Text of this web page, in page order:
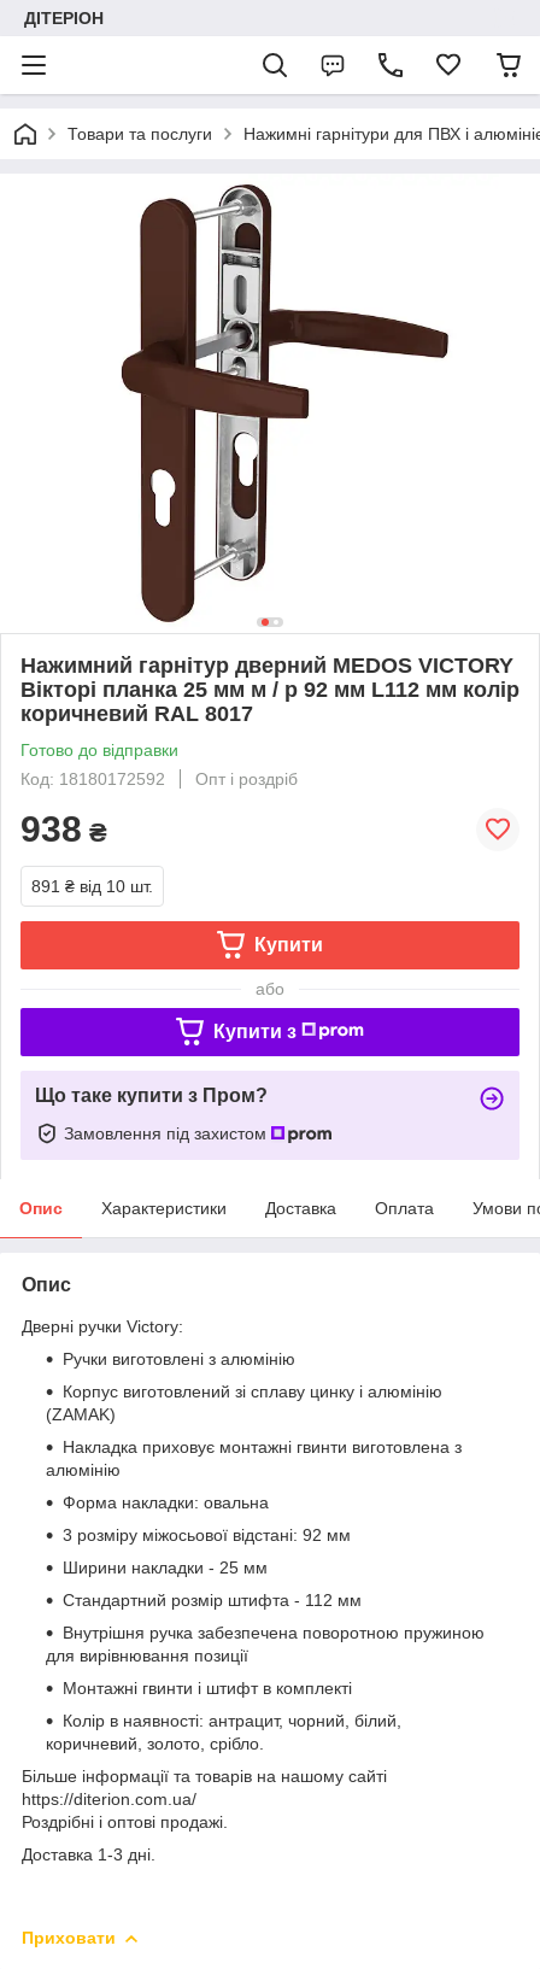
ДІТЕРІОН
Товари та послуги Нажимні гарнітури для ПВХ і
Нажимний гарнітур дверний MEDOS VICTORY
Вікторі планка 25 мм м / р 92 мм L112 мм колір
коричневий RAL 8017
Готово до відправки
Код: 18180172592
Опт і роздріб
938 ₴
891 ₴ від 10 шт.
Купити
або
Купити з
Що таке купити з Пром?
Замовлення під захистом
Опис Характеристики Доставка Оплата Умови
Опис
Дверні ручки Victory:
Ручки виготовлені з алюмінію
Корпус виготовлений зі сплаву цинку і алюмінію
(ZAMAK)
Накладка приховує монтажні гвинти виготовлена ​​з
алюмінію
Форма накладки: овальна
3 розміру міжосьової відстані: 92 мм
Ширини накладки - 25 мм
Стандартний розмір штифта - 112 мм
Внутрішня ручка забезпечена поворотною пружиною
для вирівнювання позиції
Монтажні гвинти і штифт в комплекті
Колір в наявності: антрацит, чорний, білий,
коричневий, золото, срібло.
Більше інформації та товарів на нашому сайті
https://diterion.com.ua/
Роздрібні і оптові продажі.
Доставка 1-3 дні.
Приховати